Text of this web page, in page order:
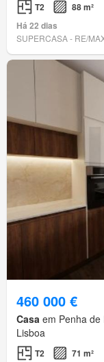
T2
88 m²
Há 22 dias
SUPERCASA - RE/
460 000 €
Casa em Penha
Lisboa
T2 71 m²